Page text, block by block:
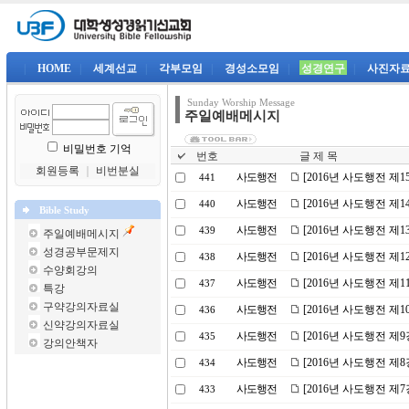
HOME 세계선교 각부모임 경성소모임 성경연구 사진자
비밀번호 기억
회원등록
비번분실
Bible Study
주일예배메시지
성경공부문제지
수양회강의
특강
구약강의자료실
신약강의자료실
강의안책자
Sunday Worship Message
주일예배메시지
번호 글 제 목
441 사도행전 [2016년 사도행전 제
440 사도행전 [2016년 사도행전 제
439 사도행전 [2016년 사도행전 제
438 사도행전 [2016년 사도행전 제
437 사도행전 [2016년 사도행전 제
436 사도행전 [2016년 사도행전 제
435 사도행전 [2016년 사도행전 제
434 사도행전 [2016년 사도행전 제
433 사도행전 [2016년 사도행전 제